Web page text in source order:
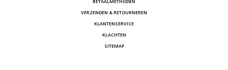
VERZENDEN & RETOURNEREN
KLANTENSERVICE
KLACHTEN
SITEMAP